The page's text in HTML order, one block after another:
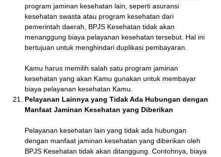
program jaminan kesehatan lain, seperti asuransi
kesehatan swasta atau program kesehatan dari
pemerintah daerah, BPJS Kesehatan tidak akan
menanggung biaya pelayanan kesehatan tersebut. Hal ini
bertujuan untuk menghindari duplikasi pembayaran.
Kamu harus memilih salah satu program jaminan
kesehatan yang akan Kamu gunakan untuk membayar
biaya pelayanan kesehatan Kamu.
Pelayanan Lainnya yang Tidak Ada Hubungan dengan
Manfaat Jaminan Kesehatan yang Diberikan
Pelayanan kesehatan lain yang tidak ada hubungan
dengan manfaat jaminan kesehatan yang diberikan oleh
BPJS Kesehatan tidak akan ditanggung. Contohnya, biaya